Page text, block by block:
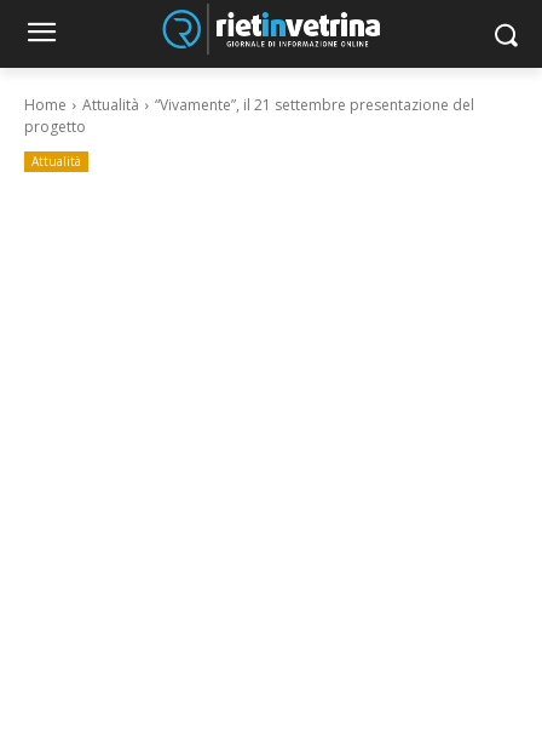
Home Attualità
“Vivamente”, il 21 settembre presentazione del
progetto
Attualità